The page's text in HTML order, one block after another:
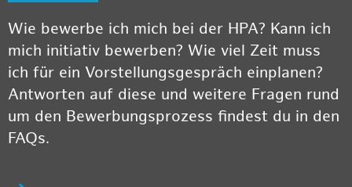
Wie bewerbe ich mich bei der HPA? Kann ich
mich initiativ bewerben? Wie viel Zeit muss
ich für ein Vorstellungsgespräch einplanen?
Antworten auf diese und weitere Fragen rund
um den Bewerbungsprozess findest du in den
FAQs.